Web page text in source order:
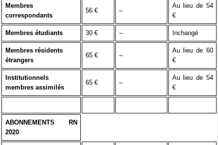
Membres
correspondants
56 € –
Au lieu de 54
€
Membres étudiants 30 € – Inchangé
Membres résidents
étrangers
65 € –
Au lieu de 60
€
Institutionnels
membres assimilés
65 € –
Au lieu de 54
€
ABONNEMENTS RN
2020